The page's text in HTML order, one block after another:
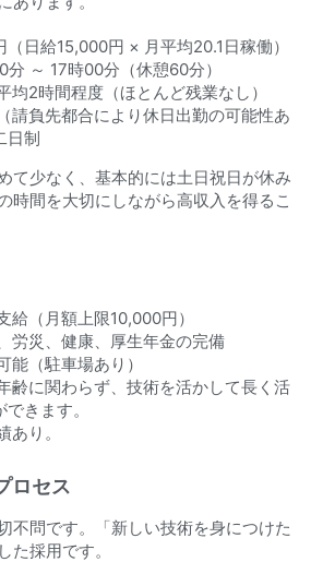
日給15,000円 × 月平均20.1日稼働）
～ 17時00分（休憩60分）
均2時間程度（ほとんど残業なし）
請負先都合により休日出勤の可能性あ
日制
て少なく、基本的には土日祝日が休み
時間を大切にしながら高収入を得るこ
給（月額上限10,000円）
労災、健康、厚生年金の完備
能（駐車場あり）
齢に関わらず、技術を活かして長く活
きます。
あり。
ロセス
不問です。「新しい技術を身につけた
た採用です。